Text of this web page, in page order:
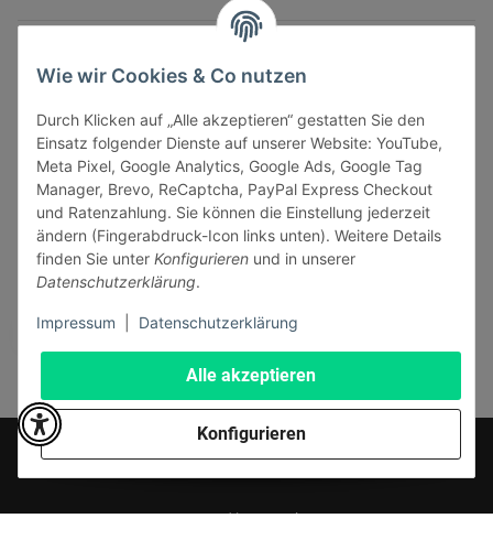
Alle akzeptieren
Konfigurieren
Wie wir Cookies & Co nutzen
Durch Klicken auf „Alle akzeptieren“ gestatten Sie den
Einsatz folgender Dienste auf unserer Website: YouTube,
Meta Pixel, Google Analytics, Google Ads, Google Tag
Manager, Brevo, ReCaptcha, PayPal Express Checkout
und Ratenzahlung. Sie können die Einstellung jederzeit
ändern (Fingerabdruck-Icon links unten). Weitere Details
finden Sie unter Konfigurieren und in unserer
Datenschutzerklärung.
Impressum Datenschutzerklärung
GESETZLICHE INFORMATIONEN
Vertrag widerrufen
Sicher bezahlen via:
* Alle Preise inkl. gesetzlicher USt., zzgl.
Powered byJTL-Shop